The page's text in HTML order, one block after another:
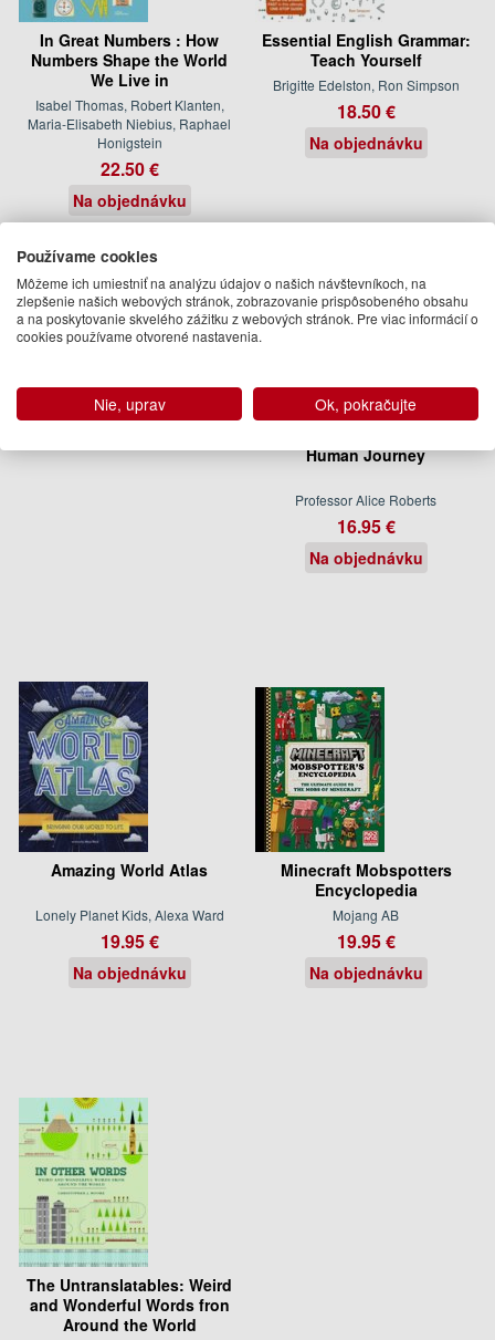
In Great Numbers : How
Numbers Shape the World
We Live in
Isabel Thomas, Robert Klanten,
Maria-Elisabeth Niebius, Raphael
Honigstein
22.50 €
Na objednávku
Essential English Grammar:
Teach Yourself
Brigitte Edelston, Ron Simpson
18.50 €
Na objednávku
Human Journey
Professor Alice Roberts
16.95 €
Na objednávku
Amazing World Atlas
Lonely Planet Kids, Alexa Ward
19.95 €
Na objednávku
Minecraft Mobspotters
Encyclopedia
Mojang AB
19.95 €
Na objednávku
The Untranslatables: Weird
and Wonderful Words fron
Around the World
Používame cookies
Môžeme ich umiestniť na analýzu údajov o našich návštevníkoch, na
zlepšenie našich webových stránok, zobrazovanie prispôsobeného obsahu
a na poskytovanie skvelého zážitku z webových stránok. Pre viac informácií o
cookies používame otvorené nastavenia.
Nie, uprav Ok, pokračujte